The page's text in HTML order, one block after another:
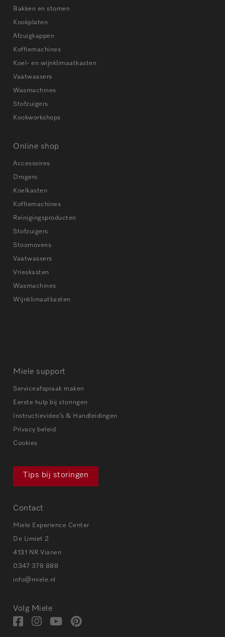
Bakken en stomen
Kookplaten
Afzuigkappen
Koffiemachines
Koel- en wijnklimaatkasten
Vaatwassers
Wasmachines
Stofzuigers
Kookworkshops
Online shop
Accessoires
Drogers
Koelkasten
Koffiemachines
Reinigingsproducten
Stofzuigers
Stoomovens
Vaatwassers
Vrieskasten
Wasmachines
Wijnklimaatkasten
Miele support
Serviceafspraak maken
Eerste hulp bij storingen
Instructievideo’s & Handleidingen
Privacy beleid
Cookies
Tips bij storingen
Contact
Miele Experience Center
De Limiet 2
4131 NR Vianen
0347 378 888
info@miele.nl
Volg Miele
Bezoek
BezoekBezoek
Visit